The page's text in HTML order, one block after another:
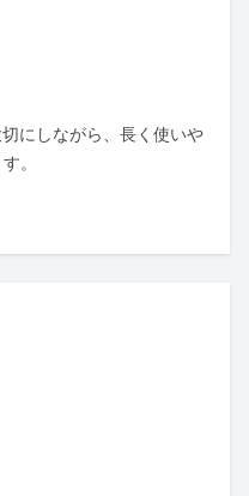
にしながら、長く使いや
。